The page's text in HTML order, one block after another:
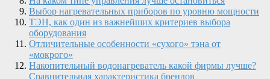
Выбор нагревательных приборов по уровню мощности
ТЭН, как один из важнейших критериев выбора
оборудования
Отличительные особенности «сухого» тэна от
«мокрого»
Накопительный водонагреватель какой фирмы лучше?
Сравнительная характеристика брендов